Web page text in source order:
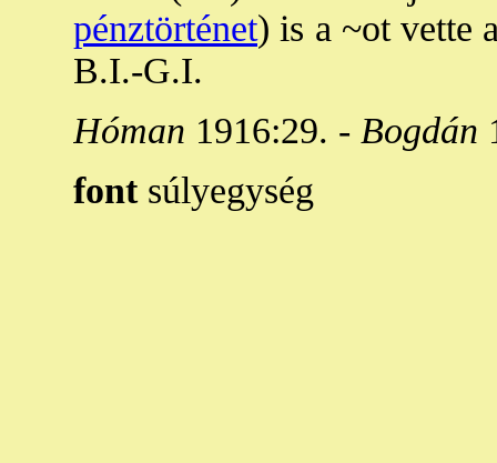
pénztörténet) is a ~ot vette
B.I.-G.I.
Hóman 1916:29. - Bogdán
fontsúlyegység